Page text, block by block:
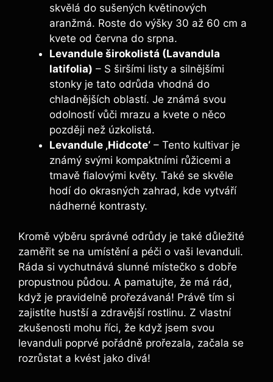
skvělá do sušených květinových
aranžmá. Roste do výšky 30 až 60 cm a
kvete od června do srpna.
Levandule širokolistá (Lavandula
latifolia) – S širšími listy a silnějšími
stonky je tato odrůda vhodná do
chladnějších oblastí. Je známá svou
odolností vůči mrazu a kvete o něco
později než úzkolistá.
Levandule ‚Hidcote‘ – Tento kultivar je
známý svými kompaktními růžicemi a
tmavě fialovými květy. Také se skvěle
hodí do okrasných zahrad, kde vytváří
nádherné kontrasty.
Kromě výběru správné odrůdy je také důležité
zaměřit se na umístění a péči o vaši levanduli.
Ráda si vychutnává slunné místečko s dobře
propustnou půdou. A pamatujte, že má rád,
když je pravidelně prořezávaná! Právě tím si
zajistíte hustší a zdravější rostlinu. Z vlastní
zkušenosti mohu říci, že když jsem svou
levanduli poprvé pořádně prořezala, začala se
rozrůstat a kvést jako divá!